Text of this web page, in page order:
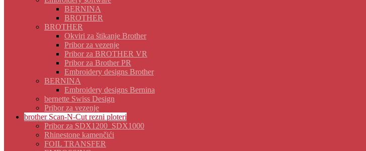
BERNINA
BROTHER
BROTHER
Okviri za štikanje Brother
Pribor za vezenje
Pribor za BROTHER VR
Pribor za Brother PR
Embroidery designs Brother
BERNINA
Embroidery designs Bernina
bernette Swiss Design
Pribor za vezenje
brother Scan-N-Cut rezni ploteri
Pribor za SDX1200_SDX1000
Rhinestone kamenčići
FOIL TRANSFER